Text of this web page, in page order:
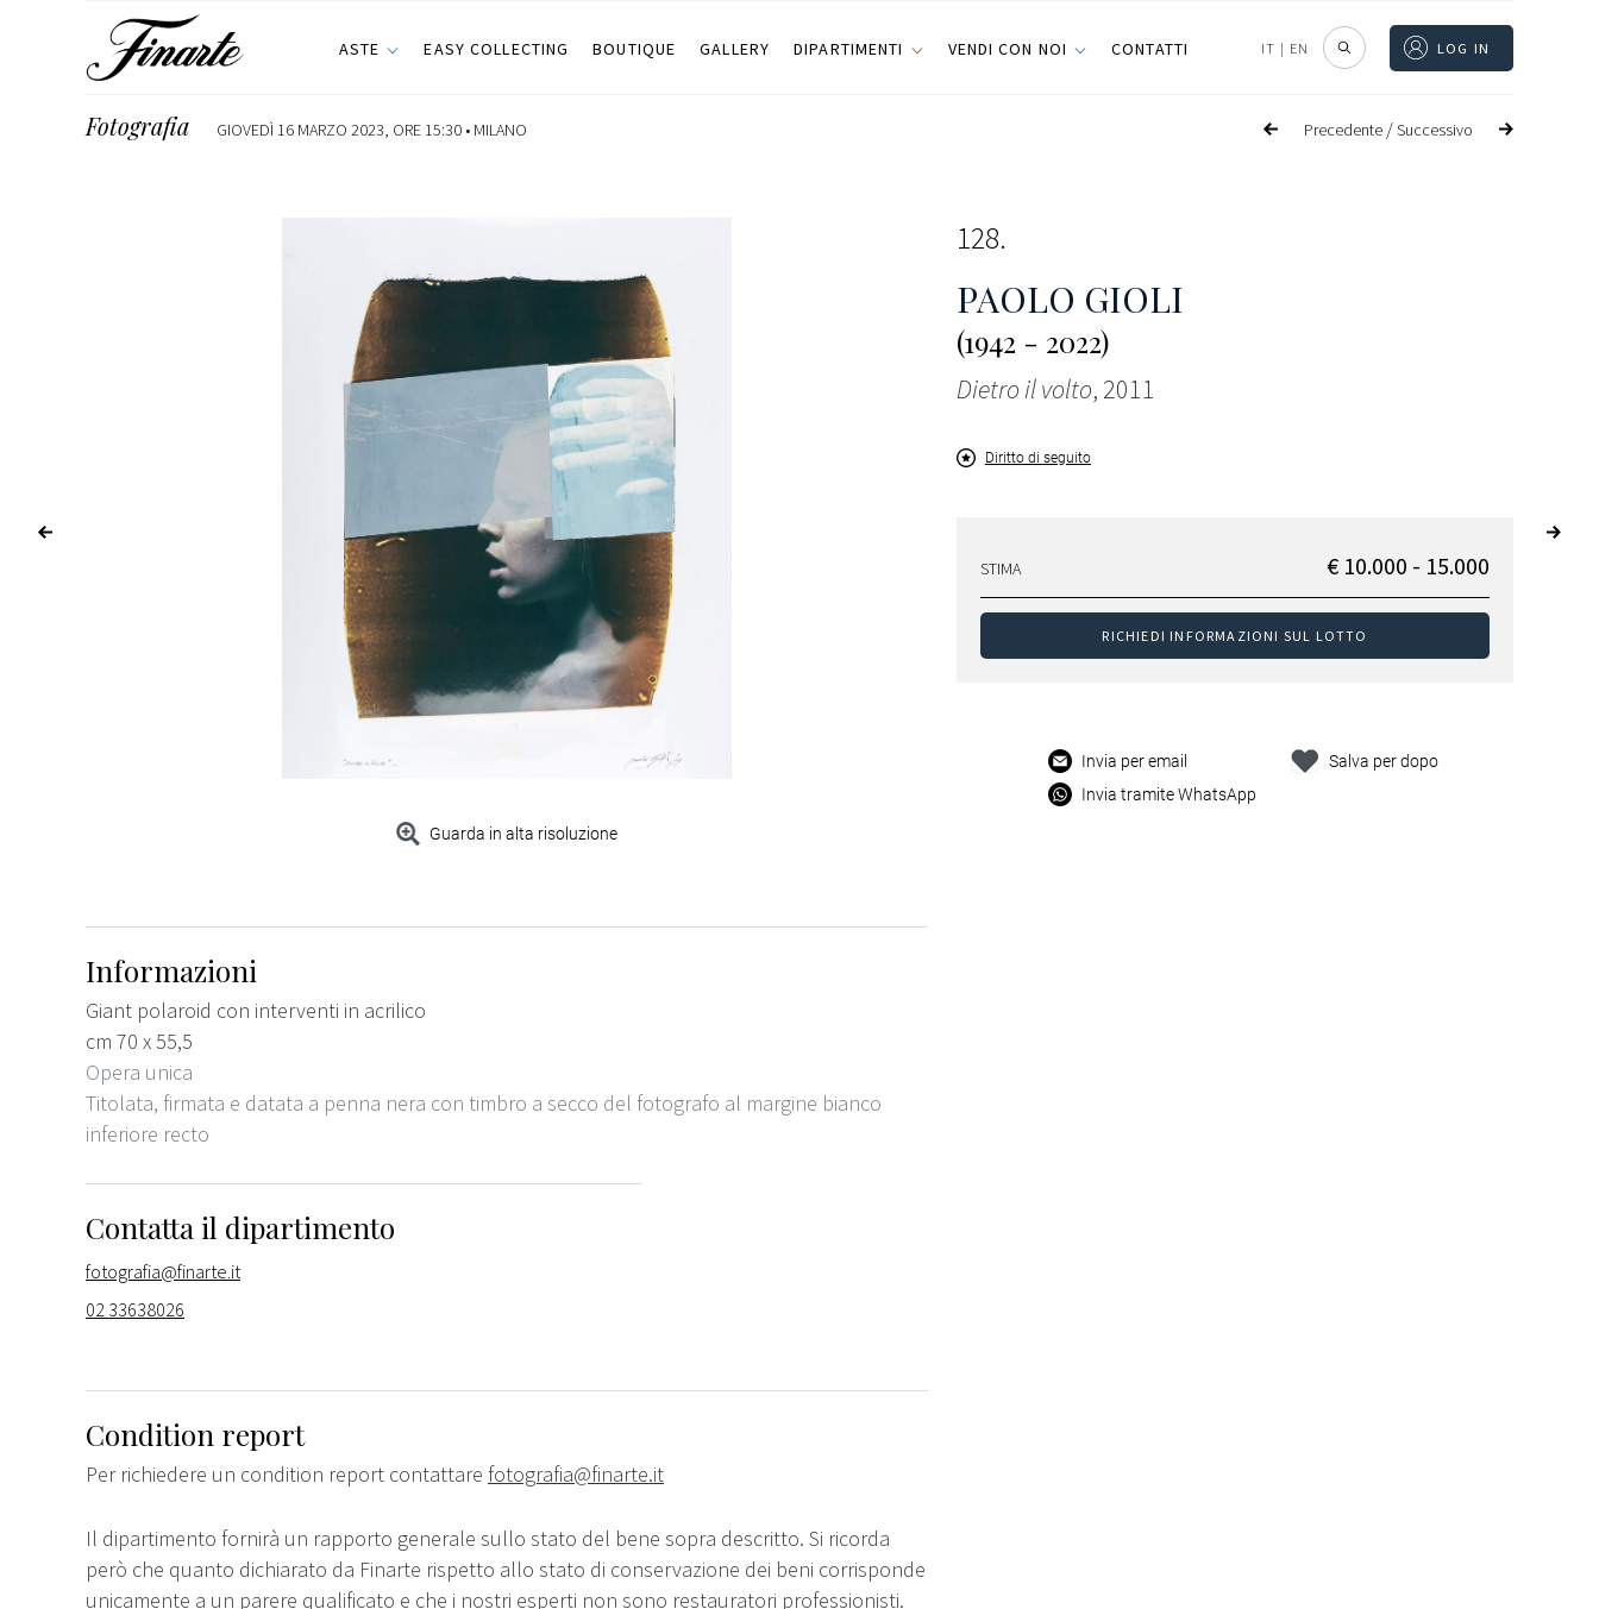
ASTE EASY COLLECTING BOUTIQUE GALLERY DIPARTIMENTI VENDI CON NOI CONTATTI IT | EN LOG IN
Precedente /Successivo
Fotografia GIOVEDÌ 16 MARZO 2023, ORE 15:30 • MILANO
Guarda in alta risoluzione
128
PAOLO GIOLI
(1942 - 2022)
Dietro il volto, 2011
Diritto di seguito
STIMA € 10.000 - 15.000
RICHIEDI INFORMAZIONI SUL LOTTO
Invia per email
Invia tramite WhatsApp
Salva per dopo
Informazioni
Giant polaroid con interventi in acrilico
cm 70 x 55,5
Opera unica
Titolata, firmata e datata a penna nera con timbro a secco del fotografo al margine bianco
inferiore recto
Contatta il dipartimento
fotografia@finarte.it
02 33638026
Condition report
Per richiedere un condition report contattare fotografia@finarte.it
Il dipartimento fornirà un rapporto generale sullo stato del bene sopra descritto. Si ricorda
però che quanto dichiarato da Finarte rispetto allo stato di conservazione dei beni corrisponde
unicamente a un parere qualificato e che i nostri esperti non sono restauratori professionisti.